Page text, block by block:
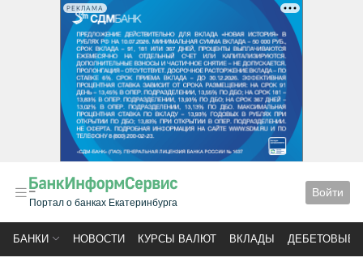
РЕКЛАМА
Портал о банках Екатеринбурга
Войти
БАНКИ НОВОСТИ КУРСЫ ВАЛЮТ ВКЛАДЫ ДЕБЕТОВЫЕ